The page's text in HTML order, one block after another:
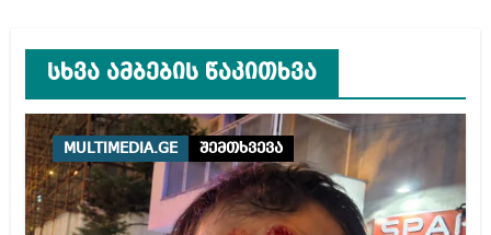
სხვა ამბების წაკითხვა
MULTIMEDIA.GE შემთხვევა